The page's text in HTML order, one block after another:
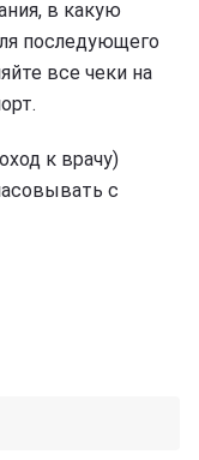
в какую
последующего
все чеки на
к врачу)
с